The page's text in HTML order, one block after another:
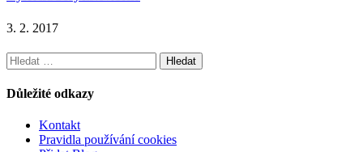
3. 2. 2017
Vyhledávání
Důležité odkazy
Kontakt
Pravidla používání cookies